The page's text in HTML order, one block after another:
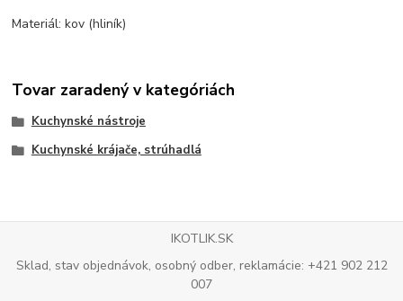
Materiál: kov (hliník)
Tovar zaradený v kategóriách
Kuchynské nástroje
Kuchynské krájače, strúhadlá
IKOTLIK.SK
Sklad, stav objednávok, osobný odber, reklamácie: +421 902 212
007